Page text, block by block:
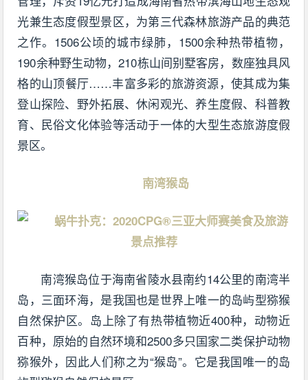
光兼生态度假型景区，为第三代森林旅游产品的典范
之作。1506公顷的城市绿肺，1500余种热带植物，
190余种野生动物，210栋山间别墅客房，数座独具风
格的山顶餐厅……丰富多彩的旅游资源，使其成为集
登山探险、野外拓展、休闲观光、养生度假、科普教
育、民俗文化体验等活动于一体的大型生态旅游度假
景区。
南湾猴岛
南湾猴岛位于海南省陵水县南约14公里的南湾半
岛，三面环海，是我国也是世界上唯一的岛屿型猕猴
自然保护区。岛上除了有热带植物近400种，动物近
百种，原始的自然环境和2500多只国家二类保护动物
猕猴外，因此人们称之为“猴岛”。它是我国唯一的岛